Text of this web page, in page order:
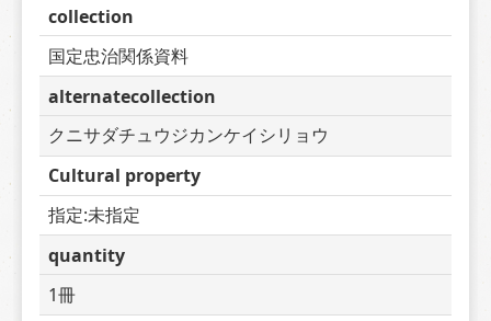
collection
国定忠治関係資料
alternatecollection
クニサダチュウジカンケイシリョウ
Cultural property
指定:未指定
quantity
1冊